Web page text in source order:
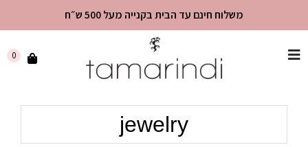
שִׂים
משלוח חינם עד הבית בקנייה מעל 500 ש״ח
0
jewelry